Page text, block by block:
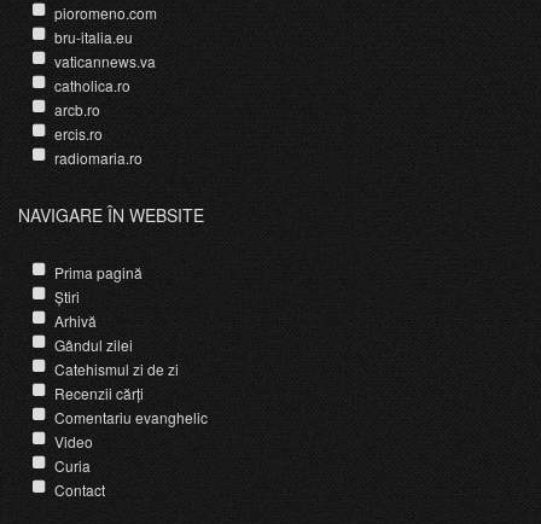
pioromeno.com
bru-italia.eu
vaticannews.va
catholica.ro
arcb.ro
ercis.ro
radiomaria.ro
NAVIGARE ÎN WEBSITE
Prima pagină
Știri
Arhivă
Gândul zilei
Catehismul zi de zi
Recenzii cărți
Comentariu evanghelic
Video
Curia
Contact